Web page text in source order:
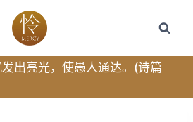
出亮光，使愚人通达。(诗篇